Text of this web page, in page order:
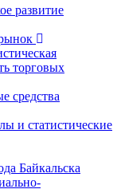
развитие
торговых
средства
и статистические
Байкальска